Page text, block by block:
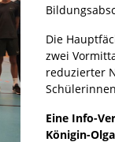
Die
zwei
reduzierter
Eine Info-
Königin-